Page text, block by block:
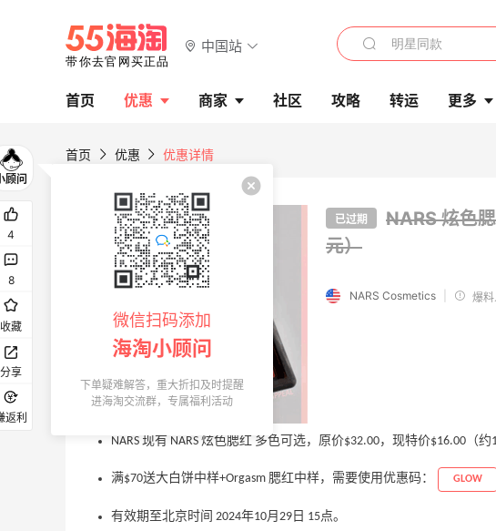
中国站
首页 优惠 商家 社区 攻略 转运 更多
首页 优惠 优惠详情
已过期 NARS 炫色
元）
NARS Cosmetics 爆
NARS 现有 NARS 炫色腮红 多色可选，原价$32.00，现特价$16.00（约
满$70送大白饼中样+Orgasm 腮红中样，需要使用优惠码： GLOW
有效期至北京时间 2024年10月29日 15点。
4
8
收藏
分享
返利
微信扫码添加
海淘小顾问
下单疑难解答，重大折扣及时提醒
进海淘交流群，专属福利活动